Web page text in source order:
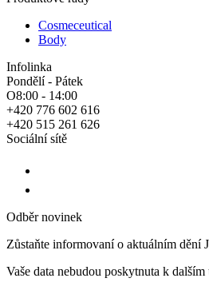
Cosmeceutical
Body
Infolinka
Pondělí - Pátek
O8:00 - 14:00
+420 776 602 616
+420 515 261 626
Sociální sítě
Odběr novinek
Zůstaňte informovaní o aktuálním dění
Vaše data nebudou poskytnuta k dalším